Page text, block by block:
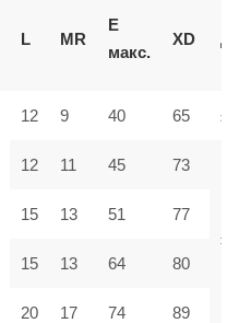
L MR
E
макс.
XD
12 9 40 65
12 11 45 73
15 13 51 77
15 13 64 80
20 17 74 89